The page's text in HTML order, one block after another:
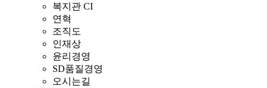
복지관 CI
연혁
조직도
인재상
윤리경영
SD품질경영
오시는길